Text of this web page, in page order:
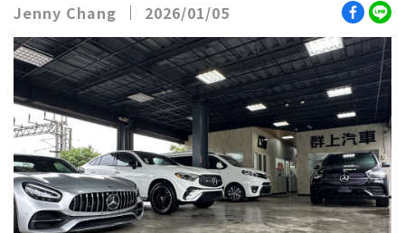
Jenny Chang 2026/01/05